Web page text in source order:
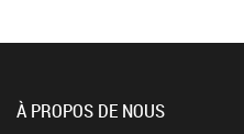
À PROPOS DE NOUS